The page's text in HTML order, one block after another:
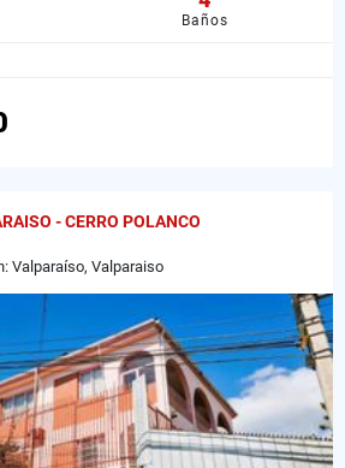
Baños
- CERRO POLANCO
Valparaíso, Valparaiso